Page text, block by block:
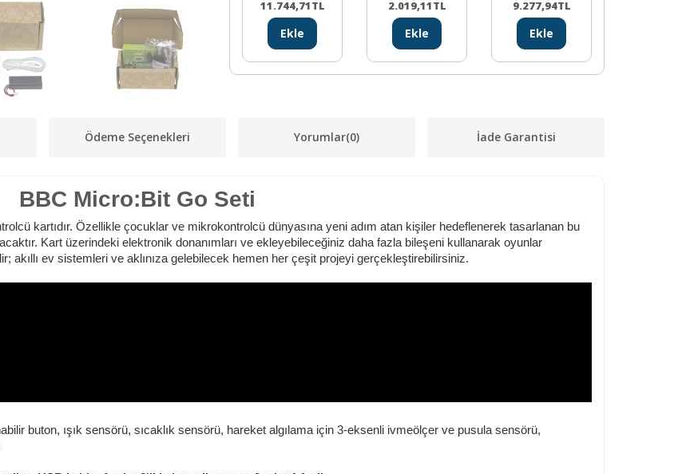
11.744,71TL
Ekle
Hediyeli ve
Videolu)
2.019,11TL
Ekle
Garantili)
9.277,94TL
Ekle
Ödeme Seçenekleri Yorumlar(0) İade Garantisi
BBC Micro:Bit Go Seti
kartıdır. Özellikle çocuklar ve mikrokontrolcü dünyasına yeni adım atan kişiler hedeflenerek tasarlanan bu
Kart üzerindeki elektronik donanımları ve ekleyebileceğiniz daha fazla bileşeni kullanarak oyunlar
akıllı ev sistemleri ve aklınıza gelebilecek hemen her çeşit projeyi gerçekleştirebilirsiniz.
buton, ışık sensörü, sıcaklık sensörü, hareket algılama için 3-eksenli ivmeölçer ve pusula sensörü,